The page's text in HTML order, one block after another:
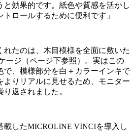
と効果的です。紙色や質感を活かし
ロールするために便利です」
れたのは、木目模様を全面に敷いた
ージ（ページ下参照）。実はこの
で、模様部分を白＋カラーインキで
よりリアルに見せるため、モニター
り返されました。
載したMICROLINE VINCIを導入し